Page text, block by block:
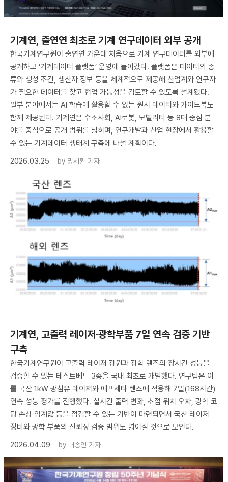
기계연, 출연연 최초로 기계 연구데이터 외부 공개
한국기계연구원이 출연연 가운데 처음으로 기계 연구데이터를 외부에
공개하고 ‘기계데이터 플랫폼’ 운영에 들어갔다. 플랫폼은 데이터의 종
류와 생성 조건, 생산자 정보 등을 체계적으로 제공해 산업계와 연구자
가 필요한 데이터를 찾고 협업 가능성을 검토할 수 있도록 설계됐다.
일부 분야에서는 AI 학습에 활용할 수 있는 원시 데이터와 가이드북도
함께 제공된다. 기계연은 수소사회, AI로봇, 모빌리티 등 8대 중점 분
야를 중심으로 공개 범위를 넓히며, 연구개발과 산업 현장에서 활용할
수 있는 기계데이터 생태계 구축에 나설 계획이다.
2026.03.25
by 명세환 기자
기계연, 고출력 레이저·광학부품 7일 연속 검증 기반
구축
한국기계연구원이 고출력 레이저 광원과 광학 렌즈의 장시간 성능을
검증할 수 있는 테스트베드 3종을 국내 최초로 개발했다. 연구팀은 이
를 국산 1kW 광섬유 레이저와 에프세타 렌즈에 적용해 7일(168시간)
연속 성능 평가를 진행했다. 실시간 출력 변화, 초점 위치 오차, 광학 코
팅 손상 임계값 등을 점검할 수 있는 기반이 마련되면서 국산 레이저
장비와 광학 부품의 신뢰성 검증 범위도 넓어질 것으로 보인다.
2026.04.09
by 배종인 기자